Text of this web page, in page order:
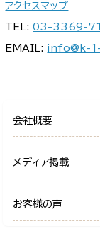
アクセスマップ
TEL:03-3369-
EMAIL: info@k-
会社概要
メディア掲載
お客様の声